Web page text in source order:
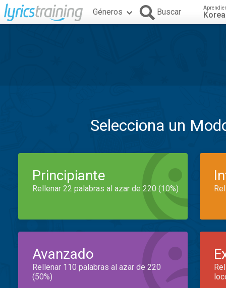
Géneros Buscar
Selecciona un
Principiante
Rellenar 22 palabras al azar de 220 (10%)
Avanzado
Rellenar 110 palabras al azar de 220
(50%)